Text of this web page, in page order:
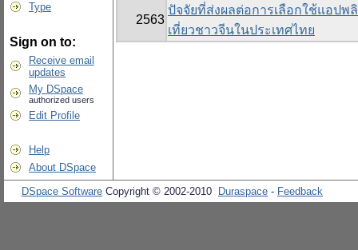
Type
Sign on to:
Receive email
updates
My DSpace
authorized users
Edit Profile
Help
About DSpace
2563
ปัจจัยที่ส่งผลต่อการเลือกใช้แอป
เที่ยวชาวจีนในประเทศไทย
DSpace Software Copyright © 2002-2010 Duraspace - Feedback